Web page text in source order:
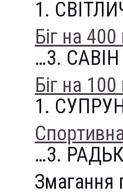
1.
Біг на
…3.
Біг на
1.
…3.
Змагання